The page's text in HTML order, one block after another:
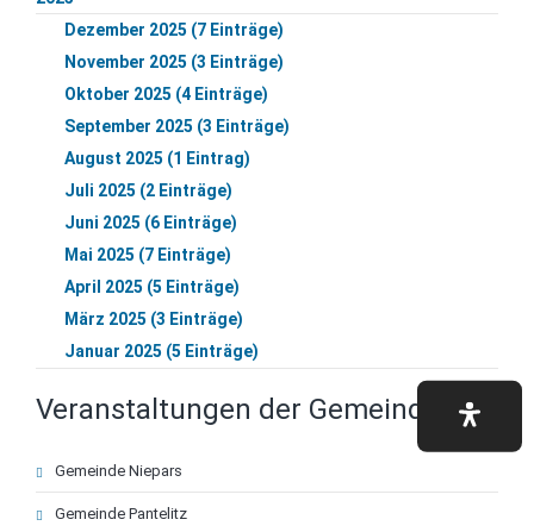
Dezember 2025 (7 Einträge)
November 2025 (3 Einträge)
Oktober 2025 (4 Einträge)
September 2025 (3 Einträge)
August 2025 (1 Eintrag)
Juli 2025 (2 Einträge)
Juni 2025 (6 Einträge)
Mai 2025 (7 Einträge)
April 2025 (5 Einträge)
März 2025 (3 Einträge)
Januar 2025 (5 Einträge)
Veranstaltungen der Gemeinden
Navigation
überspringen
Gemeinde Niepars
Gemeinde Pantelitz